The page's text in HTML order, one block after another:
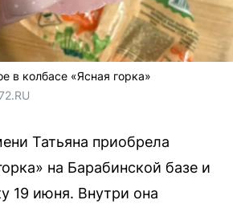
в колбасе «Ясная горка»
Татьяна приобрела
на Барабинской базе и
19 июня. Внутри она